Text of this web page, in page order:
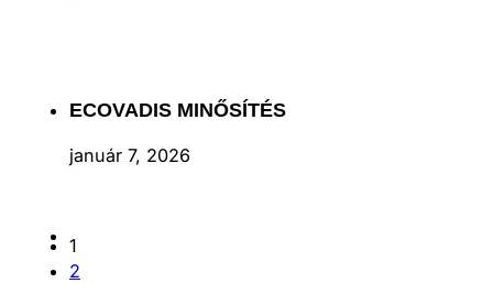
ECOVADIS MINŐSÍTÉS
január 7, 2026
1
2